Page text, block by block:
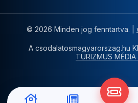
© 2026 Minden jog fenntartva. |
A csodalatosmagyarorszag.hu
TURIZMUS MÉDIA